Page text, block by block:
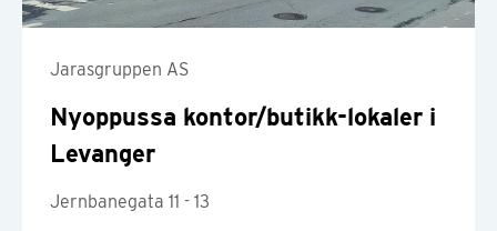
Jarasgruppen AS
Nyoppussa kontor/butikk-lokaler i
Levanger
Jernbanegata 11 - 13